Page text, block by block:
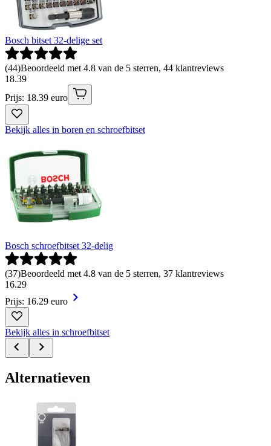
Bosch bitset 32-delige set
(44)Beoordeeld met 4.8 van de 5 sterren, 44 klantreviews
18.39
Prijs: 18.39 euro
Bekijk alles in boren en schroefbitset
Bosch schroefbitset 32-delig
(37)Beoordeeld met 4.8 van de 5 sterren, 37 klantreviews
16.29
Prijs: 16.29 euro
Bekijk alles in schroefbitset
Alternatieven